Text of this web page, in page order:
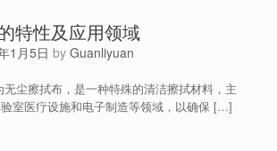
特性及应用领域
1月5日 by Guanliyuan
尘擦拭布，是一种特殊的清洁擦拭材料，主
室医疗设施和电子制造等领域，以确保 […]